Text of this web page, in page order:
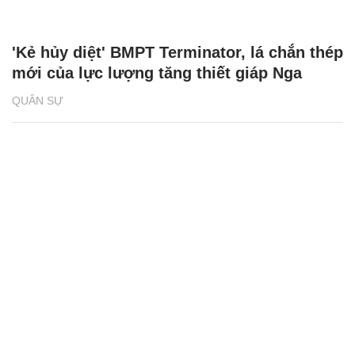
QUÂN SỰ
'Kẻ hủy diệt' BMPT Terminator, lá chắn thép
mới của lực lượng tăng thiết giáp Nga